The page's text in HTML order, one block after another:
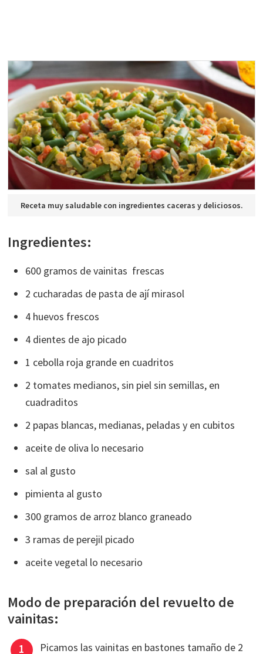
Receta muy saludable con ingredientes caceras y deliciosos.
Ingredientes:
600 gramos de vainitas frescas
2 cucharadas de pasta de ají mirasol
4 huevos frescos
4 dientes de ajo picado
1 cebolla roja grande en cuadritos
2 tomates medianos, sin piel sin semillas, en
cuadraditos
2 papas blancas, medianas, peladas y en cubitos
aceite de oliva lo necesario
sal al gusto
pimienta al gusto
300 gramos de arroz blanco graneado
3 ramas de perejil picado
aceite vegetal lo necesario
Modo de preparación del revuelto de
vainitas:
Picamos las vainitas en bastones tamaño de 2